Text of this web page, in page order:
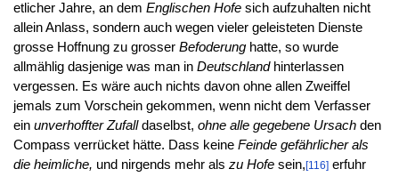
etlicher Jahre, an dem Englischen Hofesich aufzuhalten nicht
allein Anlass, sondern auch wegen vieler geleisteten Dienste
grosse Hoffnung zu grosser Befoderunghatte, so wurde
allmählig dasjenige was man inDeutschlandhinterlassen
vergessen. Es wäre auch nichts davon ohne allen Zweiffel
jemals zum Vorschein gekommen, wenn nicht dem Verfasser
ein unverhoffter Zufalldaselbst, ohne alle gegebene Ursachden
Compass verrücket hätte. Dass keine Feinde gefährlicher als
die heimliche, und nirgends mehr als zu Hofesein, [116]erfuhr